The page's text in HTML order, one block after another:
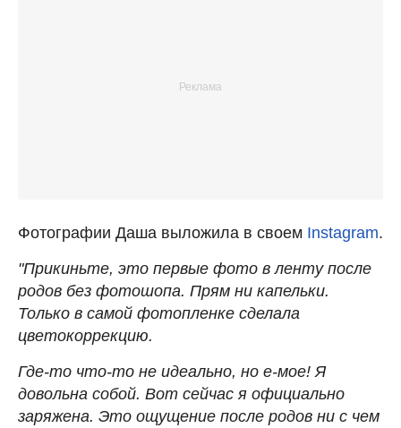
Фотографии Даша выложила в своем Instagram.
"Прикиньте, это первые фото в ленту после
родов без фотошопа. Прям ни капельки.
Только в самой фотопленке сделала
цветокоррекцию.
Где-то что-то не идеально, но е-мое! Я
довольна собой. Вот сейчас я официально
заряжена. Это ощущение после родов ни с чем